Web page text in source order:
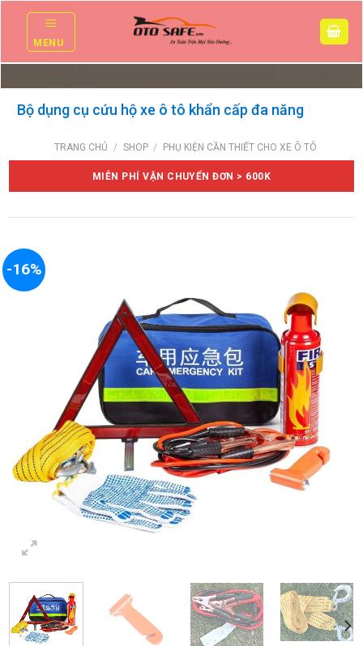
contentMENU
Bộ dụng cụ cứu hộ xe ô tô khẩn cấp đa năng
TRANG CHỦ / SHOP / PHỤ KIỆN CẦN THIẾT CHO XE Ô TÔ
MIỄN PHÍ VẬN CHUYỂN ĐƠN > 600K
-16%